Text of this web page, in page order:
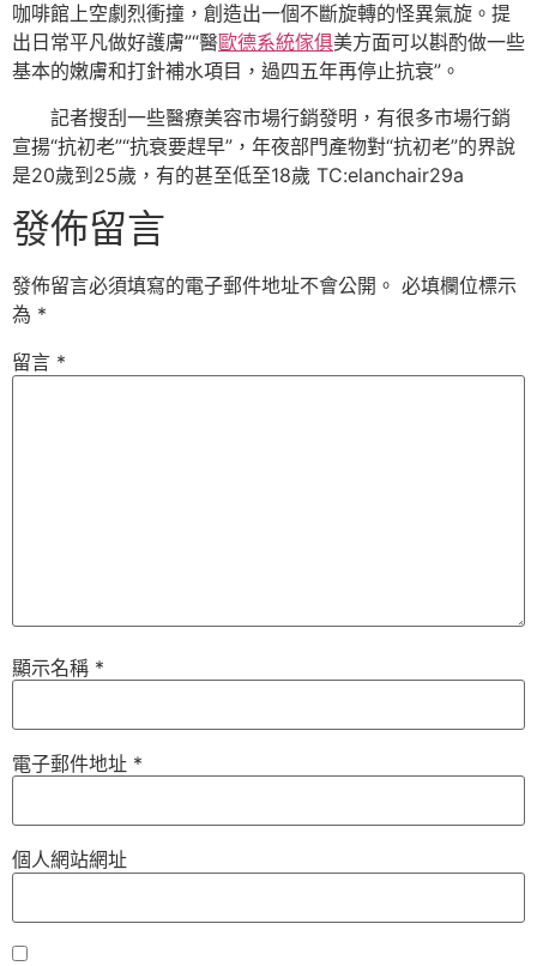
咖啡館上空劇烈衝撞，創造出一個不斷旋轉的怪異氣旋。提
出日常平凡做好護膚”“醫歐德系統傢俱美方面可以斟酌做一些
基本的嫩膚和打針補水項目，過四五年再停止抗衰”。
記者搜刮一些醫療美容市場行銷發明，有很多市場行銷
宣揚“抗初老”“抗衰要趕早”，年夜部門產物對“抗初老”的界說
是20歲到25歲，有的甚至低至18歲 TC:elanchair29a
發佈留言
發佈留言必須填寫的電子郵件地址不會公開。 必填欄位標示
為 *
留言 *
顯示名稱 *
電子郵件地址 *
個人網站網址